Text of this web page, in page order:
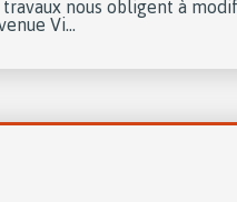
nous obligent à
Vi...